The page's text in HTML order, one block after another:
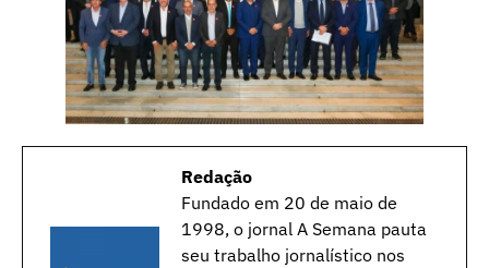
Redação
Fundado em 20 de maio de
1998, o jornal A Semana pauta
seu trabalho jornalístico nos